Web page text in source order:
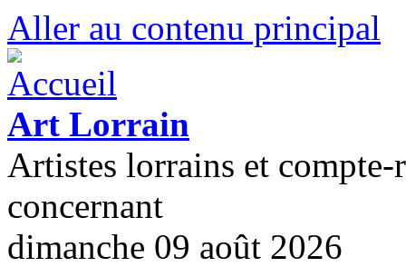
Aller au contenu principal
Art Lorrain
Artistes lorrains et compte-
concernant
dimanche 09 août 2026